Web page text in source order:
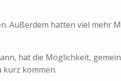
Außerdem hatten viel mehr
hat die Möglichkeit,
kurz kommen.